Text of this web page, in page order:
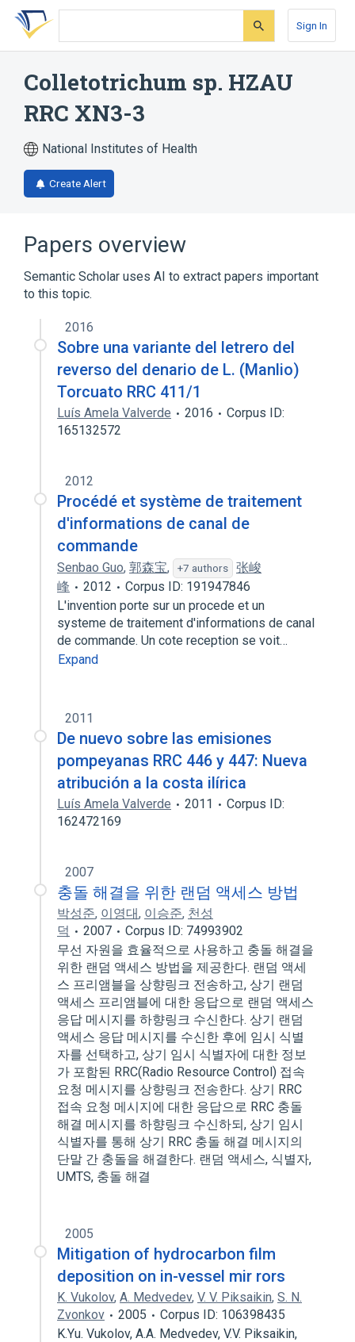
Skip
search
Skip
Skip
account
Sign In
Colletotrichum sp. HZAU
RRC XN3-3
National Institutes of Health
Create Alert
Papers overview
Semantic Scholar uses AI to extract papers important
to this topic.
2016
Sobre una variante del letrero del
reverso del denario de L. (Manlio)
Torcuato RRC 411/1
Luís Amela Valverde 2016
Corpus ID:
165132572
2012
Procédé et système de traitement
d'informations de canal de
commande
Senbao Guo, 郭森宝, +7 authors
张峻
峰
2012
Corpus ID: 191947846
L'invention porte sur un procede et un
systeme de traitement d'informations de canal
de commande. Un cote reception se voit…
Expand
2011
De nuevo sobre las emisiones
pompeyanas RRC 446 y 447: Nueva
atribución a la costa ilírica
Luís Amela Valverde 2011
Corpus ID:
162472169
2007
충돌 해결을 위한 랜덤 액세스 방법
박성준, 이영대, 이승준, 천성
덕
2007
Corpus ID: 74993902
무선 자원을 효율적으로 사용하고 충돌 해결을
위한 랜덤 액세스 방법을 제공한다. 랜덤 액세
스 프리앰블을 상향링크 전송하고, 상기 랜덤
액세스 프리앰블에 대한 응답으로 랜덤 액세스
응답 메시지를 하향링크 수신한다. 상기 랜덤
액세스 응답 메시지를 수신한 후에 임시 식별
자를 선택하고, 상기 임시 식별자에 대한 정보
가 포함된 RRC(Radio Resource Control) 접속
요청 메시지를 상향링크 전송한다. 상기 RRC
접속 요청 메시지에 대한 응답으로 RRC 충돌
해결 메시지를 하향링크 수신하되, 상기 임시
식별자를 통해 상기 RRC 충돌 해결 메시지의
단말 간 충돌을 해결한다. 랜덤 액세스, 식별자,
UMTS, 충돌 해결
2005
Mitigation of hydrocarbon film
deposition on in-vessel mir rors
K. Vukolov, A. Medvedev, V. V. Piksaikin, S. N.
Zvonkov
2005
Corpus ID: 106398435
K.Yu. Vukolov, A.A. Medvedev, V.V. Piksaikin,